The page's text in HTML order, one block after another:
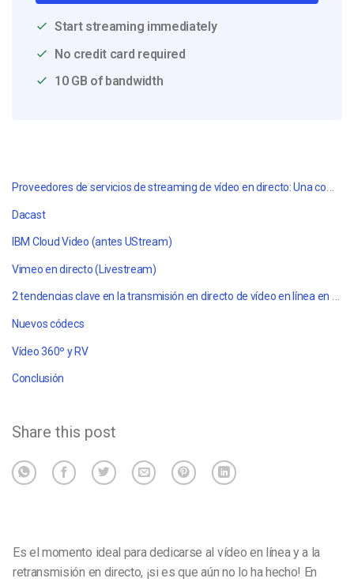
Start streaming immediately
No credit card required
10 GB of bandwidth
Proveedores de servicios de streaming de vídeo en directo: Una comparación de 2019
Dacast
IBM Cloud Video (antes UStream)
Vimeo en directo (Livestream)
2 tendencias clave en la transmisión en directo de vídeo en líneaen directo para 2019
Nuevos códecs
Vídeo 360º y RV
Conclusión
Share this post
Es el momento ideal para dedicarse al vídeo en línea y a la
retransmisión en directo, ¡si es que aún no lo ha hecho! En